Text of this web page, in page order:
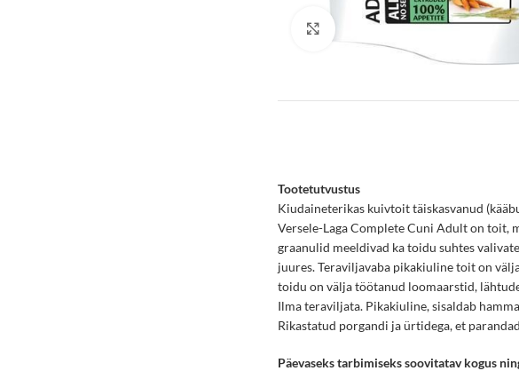
Click to enlarge
Tootetutvustus
Kiudaineterikas kuivtoit täiskasvanud
Versele-Laga Complete Cuni Adult on toit,
graanulid meeldivad ka toidu suhtes
juures. Teraviljavaba pikakiuline toit on
toidu on välja töötanud loomaarstid,
Ilma teraviljata. Pikakiuline, sisaldab
Rikastatud porgandi ja ürtidega, et
Päevaseks tarbimiseks soovitatav kogus